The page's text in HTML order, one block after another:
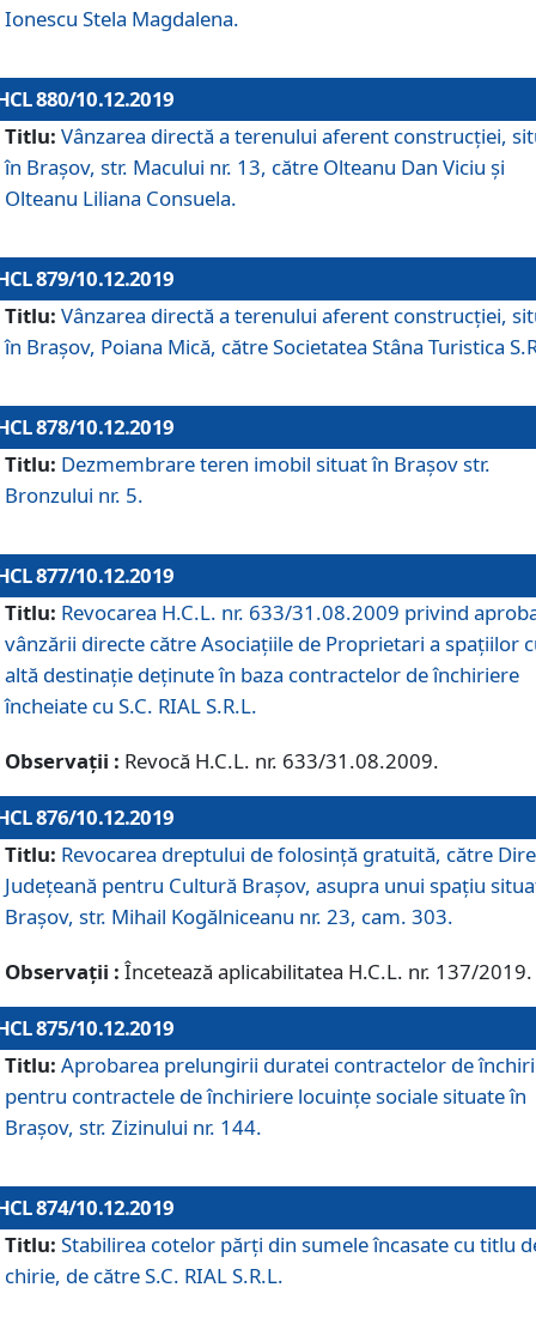
Ionescu Stela Magdalena.
880/10.12.2019
Titlu: Vânzarea directă a terenului aferent construcției,
în Brașov, str. Macului nr. 13, către Olteanu Dan Viciu și
Olteanu Liliana Consuela.
879/10.12.2019
Titlu: Vânzarea directă a terenului aferent construcției,
în Brașov, Poiana Mică, către Societatea Stâna Turistica
878/10.12.2019
Titlu: Dezmembrare teren imobil situat în Brașov str.
Bronzului nr. 5.
877/10.12.2019
Titlu: Revocarea H.C.L. nr. 633/31.08.2009 privind
vânzării directe către Asociațiile de Proprietari a spațiilor
altă destinație deținute în baza contractelor de închiriere
încheiate cu S.C. RIAL S.R.L.
Observații : Revocă H.C.L. nr. 633/31.08.2009.
876/10.12.2019
Titlu: Revocarea dreptului de folosinţă gratuită, către
Judeţeană pentru Cultură Braşov, asupra unui spaţiu
Braşov, str. Mihail Kogălniceanu nr. 23, cam. 303.
Observații : Încetează aplicabilitatea H.C.L. nr. 137/2019.
875/10.12.2019
Titlu: Aprobarea prelungirii duratei contractelor de
pentru contractele de închiriere locuinţe sociale situate în
Braşov, str. Zizinului nr. 144.
874/10.12.2019
Titlu: Stabilirea cotelor părți din sumele încasate cu titlu
chirie, de către S.C. RIAL S.R.L.